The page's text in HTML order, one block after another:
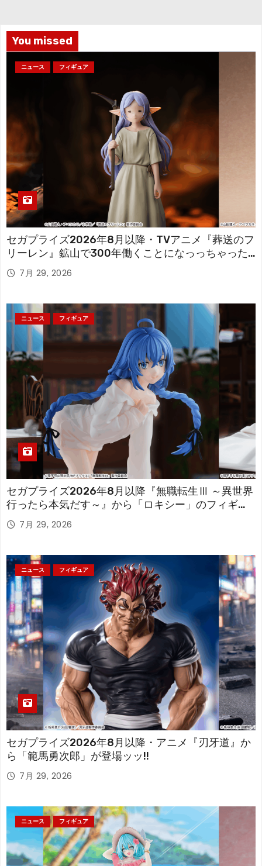
You missed
ニュース フィギュア
セガプライズ2026年8月以降・TVアニメ『葬送のフ
リーレン』鉱山で300年働くことになっっちゃった
「フリーレン」を立体化！
7月 29, 2026
ニュース フィギュア
セガプライズ2026年8月以降『無職転生Ⅲ ～異世界
行ったら本気だす～』から「ロキシー」のフィギュ
アが登場！
7月 29, 2026
ニュース フィギュア
セガプライズ2026年8月以降・アニメ『刃牙道』か
ら「範馬勇次郎」が登場ッッ!!
7月 29, 2026
ニュース フィギュア